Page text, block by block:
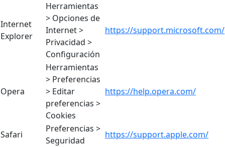
Internet
Explorer
Herramientas
> Opciones de
Internet >
Privacidad >
Configuración
https://support.microsoft.com/
Opera
Herramientas
> Preferencias
> Editar
preferencias >
Cookies
https://help.opera.com/
Safari
Preferencias >
Seguridad
https://support.apple.com/